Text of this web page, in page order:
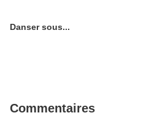
Danser sous...
Commentaires